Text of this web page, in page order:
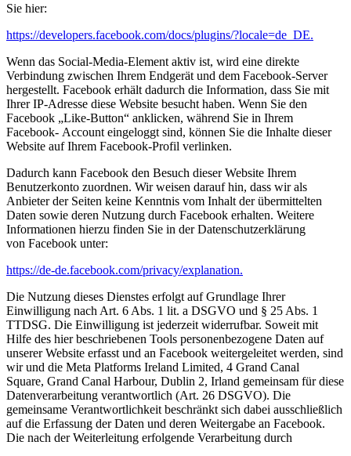
Sie hier:
https://developers.facebook.com/docs/plugins/?locale=de_DE.
Wenn das Social-Media-Element aktiv ist, wird eine direkte
Verbindung zwischen Ihrem Endgerät und dem Facebook-Server
hergestellt. Facebook erhält dadurch die Information, dass Sie mit
Ihrer IP-Adresse diese Website besucht haben. Wenn Sie den
Facebook „Like-Button“ anklicken, während Sie in Ihrem
Facebook- Account eingeloggt sind, können Sie die Inhalte dieser
Website auf Ihrem Facebook-Profil verlinken.
Dadurch kann Facebook den Besuch dieser Website Ihrem
Benutzerkonto zuordnen. Wir weisen darauf hin, dass wir als
Anbieter der Seiten keine Kenntnis vom Inhalt der übermittelten
Daten sowie deren Nutzung durch Facebook erhalten. Weitere
Informationen hierzu finden Sie in der Datenschutzerklärung
von Facebook unter:
https://de-de.facebook.com/privacy/explanation.
Die Nutzung dieses Dienstes erfolgt auf Grundlage Ihrer
Einwilligung nach Art. 6 Abs. 1 lit. a DSGVO und § 25 Abs. 1
TTDSG. Die Einwilligung ist jederzeit widerrufbar. Soweit mit
Hilfe des hier beschriebenen Tools personenbezogene Daten auf
unserer Website erfasst und an Facebook weitergeleitet werden, sind
wir und die Meta Platforms Ireland Limited, 4 Grand Canal
Square, Grand Canal Harbour, Dublin 2, Irland gemeinsam für diese
Datenverarbeitung verantwortlich (Art. 26 DSGVO). Die
gemeinsame Verantwortlichkeit beschränkt sich dabei ausschließlich
auf die Erfassung derDaten und deren Weitergabe an Facebook.
Die nach der Weiterleitung erfolgende Verarbeitung durch